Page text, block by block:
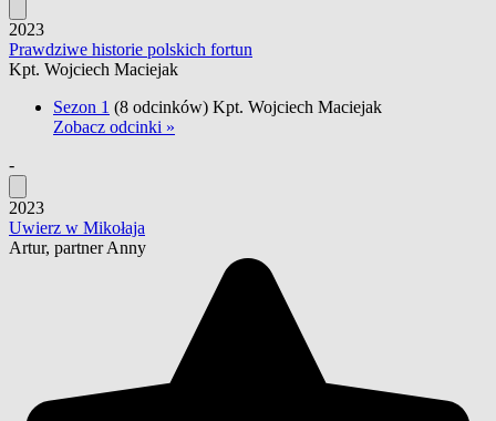
2023
Prawdziwe historie polskich fortun
Kpt. Wojciech Maciejak
Sezon 1 (8 odcinków) Kpt. Wojciech Maciejak
Zobacz odcinki »
-
2023
Uwierz w Mikołaja
Artur, partner Anny